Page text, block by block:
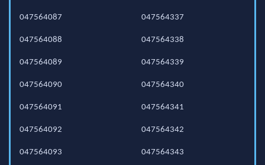
047564087
047564088
047564089
047564090
047564091
047564092
047564093
047564337
047564338
047564339
047564340
047564341
047564342
047564343